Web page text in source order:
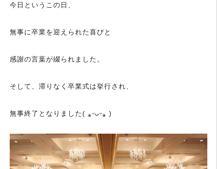
今日というこの日、
無事に卒業を迎えられた喜びと
感謝の言葉が綴られました。
そして、滞りなく卒業式は挙行され、
無事終了となりました( ⁎ᵕᴗᵕ⁎ )